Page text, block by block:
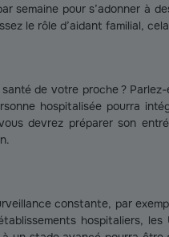
semaine pour s’adonner à
le rôle d’aidant familial,
de votre proche ?
hospitalisée pourra
devrez préparer son
constante, par
hospitaliers,